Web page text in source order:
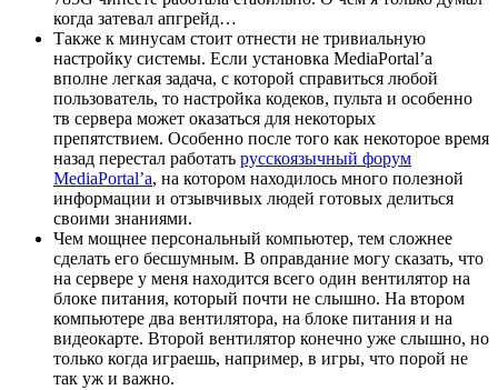
когда затевал апгрейд…
Также к минусам стоит отнести не тривиальную
настройку системы. Если установка MediaPortal’а
вполне легкая задача, с которой справиться любой
пользователь, то настройка кодеков, пульта и особенно
тв сервера может оказаться для некоторых
препятствием. Особенно после того как некоторое время
назад перестал работать русскоязычный форум
MediaPortal’а, на котором находилось много полезной
информации и отзывчивых людей готовых делиться
своими знаниями.
Чем мощнее персональный компьютер, тем сложнее
сделать его бесшумным. В оправдание могу сказать, что
на сервере у меня находится всего один вентилятор на
блоке питания, который почти не слышно. На втором
компьютере два вентилятора, на блоке питания и на
видеокарте. Второй вентилятор конечно уже слышно, но
только когда играешь, например, в игры, что порой не
так уж и важно.